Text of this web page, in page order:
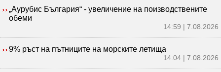
„Аурубис България“ - увеличение на поизводствените
обеми
14:59 | 7.08.2026
9% ръст на пътниците на морските летища
14:04 | 7.08.2026